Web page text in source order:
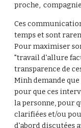
proche,
Ces
temps et sont
Pour maximiser
"travail d'allure
transparence de
Minh demande
pour que ces
la personne, pour
clarifiées et/ou
d'abord discutées